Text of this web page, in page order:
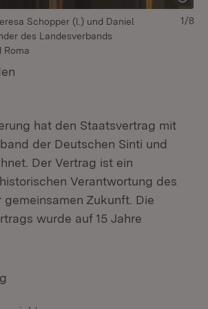
Schopper (l.) und Daniel
des Landesverbands
Roma
1/8
hat den Staatsvertrag mit
der Deutschen Sinti und
Der Vertrag ist ein
Verantwortung des
Zukunft. Die
wurde auf 15 Jahre